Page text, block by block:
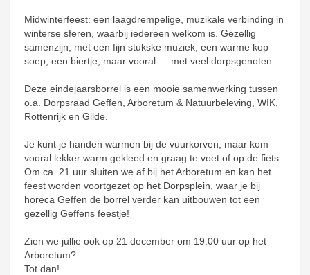
Midwinterfeest: een laagdrempelige, muzikale verbinding in
winterse sferen, waarbij iedereen welkom is. Gezellig
samenzijn, met een fijn stukske muziek, een warme kop
soep, een biertje, maar vooral… met veel dorpsgenoten.
Deze eindejaarsborrel is een mooie samenwerking tussen
o.a. Dorpsraad Geffen, Arboretum & Natuurbeleving, WIK,
Rottenrijk en Gilde.
Je kunt je handen warmen bij de vuurkorven, maar kom
vooral lekker warm gekleed en graag te voet of op de fiets.
Om ca. 21 uur sluiten we af bij het Arboretum en kan het
feest worden voortgezet op het Dorpsplein, waar je bij
horeca Geffen de borrel verder kan uitbouwen tot een
gezellig Geffens feestje!
Zien we jullie ook op 21 december om 19.00 uur op het
Arboretum?
Tot dan!